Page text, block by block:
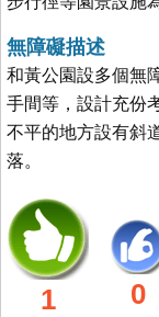
無障礙描述
和黃公園設多個無
手間等，設計充份
不平的地方設有斜
落。
1 0